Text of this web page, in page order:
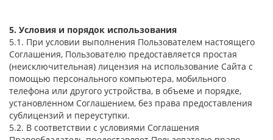
5. Условия и порядок использования
5.1. При условии выполнения Пользователем настоящего
Соглашения, Пользователю предоставляется простая
(неисключительная) лицензия на использование Сайта с
помощью персонального компьютера, мобильного
телефона или другого устройства, в объеме и порядке,
установленном Соглашением, без права предоставления
сублицензий и переуступки.
5.2. В соответствии с условиями Соглашения